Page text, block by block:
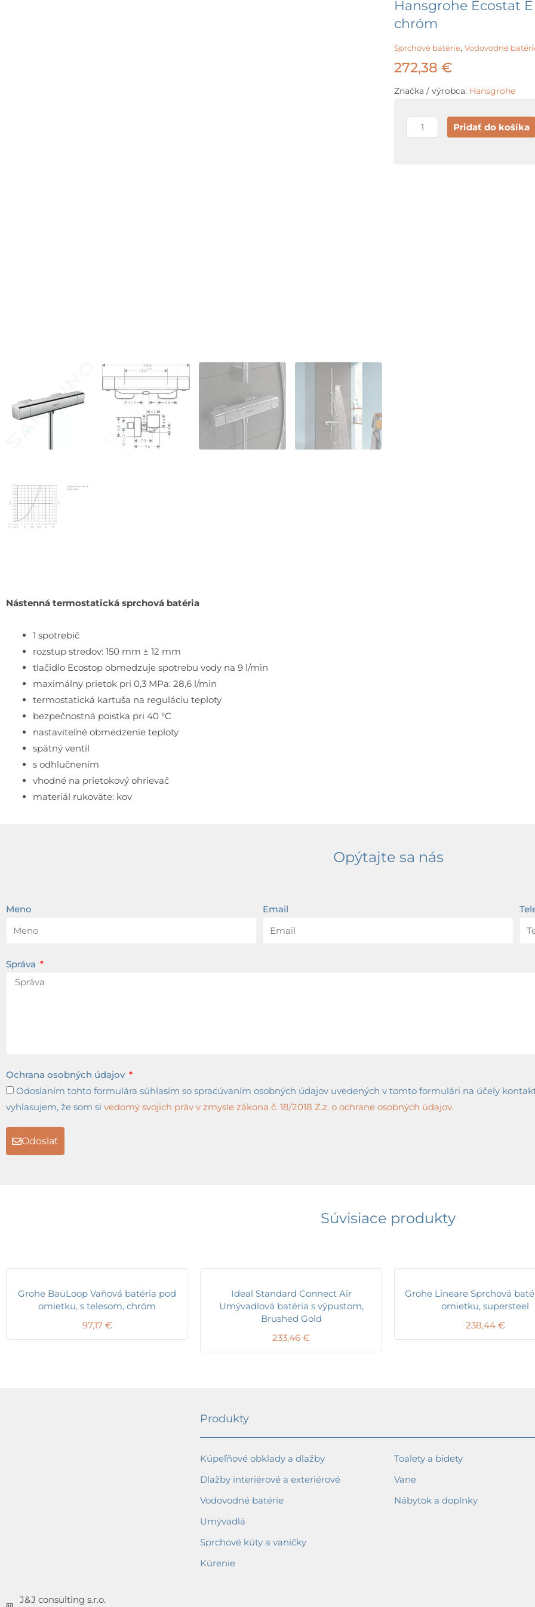
Hansgrohe Ecostat
chróm
Sprchové batérie, Vodovodné
272,38 €
Značka / výrobca: Hansgrohe
množstvo
Hansgrohe
Pridať do košíka
Nástenná termostatická sprchová batéria
1 spotrebič
rozstup stredov: 150 mm ± 12 mm
tlačidlo Ecostop obmedzuje spotrebu vody na 9 l/min
maximálny prietok pri 0,3 MPa: 28,6 l/min
termostatická kartuša na reguláciu teploty
bezpečnostná poistka pri 40 °C
nastaviteľné obmedzenie teploty
spätný ventil
s odhlučnením
vhodné na prietokový ohrievač
materiál rukoväte: kov
Opýtajte sa nás
Meno Email
Správa
Ochrana osobných údajov
Odoslaním tohto formulára súhlasím so spracúvaním osobných údajov uvedených v tomto formulári na účely
vyhlasujem, že som si vedomý svojich práv v zmysle zákona č. 18/2018 Z.z. o ochrane osobných údajov.
Odoslať
Súvisiace produkty
Grohe BauLoop Vaňová batéria pod
omietku, s telesom, chróm
97,17 €
Ideal Standard Connect Air
Umývadlová batéria s výpustom,
Brushed Gold
233,46 €
Grohe Lineare Sprchová
omietku, supersteel
238,44 €
J&J consulting s.r.o.
Produkty
Kúpeľňové obklady a dlažby
Dlažby interiérové a exteriérové
Vodovodné batérie
Umývadlá
Sprchové kúty a vaničky
Kúrenie
Toalety a bidety
Vane
Nábytok a doplnky